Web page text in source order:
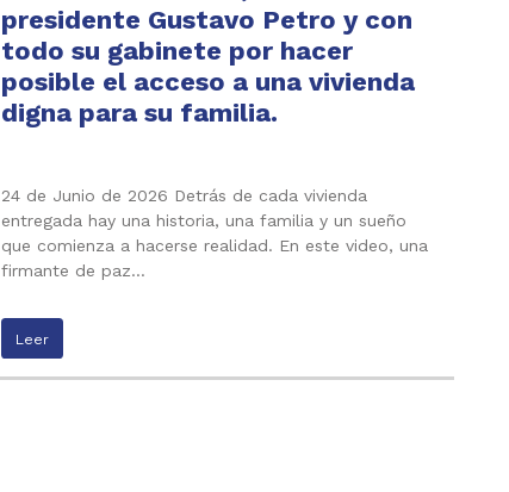
presidente Gustavo Petro y con
todo su gabinete por hacer
posible el acceso a una vivienda
digna para su familia.
24 de Junio de 2026 Detrás de cada vivienda
entregada hay una historia, una familia y un sueño
que comienza a hacerse realidad. En este video, una
firmante de paz…
Leer